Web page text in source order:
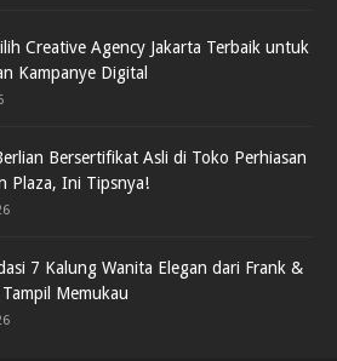
Creative Agency Jakarta Terbaik untuk
Kampanye Digital
Bersertifikat Asli di Toko Perhiasan
Plaza, Ini Tipsnya!
7 Kalung Wanita Elegan dari Frank &
Memukau